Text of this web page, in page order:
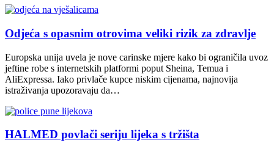
Odjeća s opasnim otrovima veliki rizik za zdravlje
Europska unija uvela je nove carinske mjere kako bi ograničila uvoz
jeftine robe s internetskih platformi poput Sheina, Temua i
AliExpressa. Iako privlače kupce niskim cijenama, najnovija
istraživanja upozoravaju da…
HALMED povlači seriju lijeka s tržišta